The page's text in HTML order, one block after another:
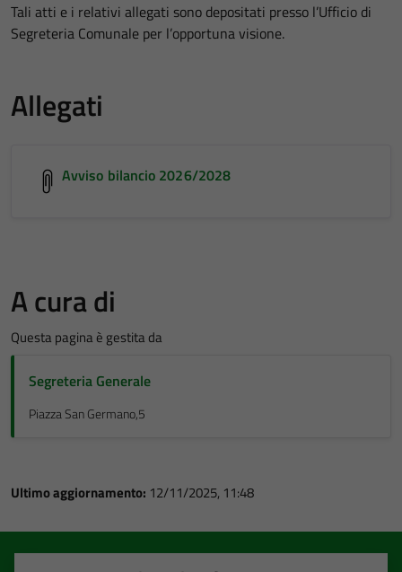
Tali atti e i relativi allegati sono depositati presso l’Ufficio di
Segreteria Comunale per l’opportuna visione.
Allegati
Avviso bilancio 2026/2028
A cura di
Questa pagina è gestita da
Segreteria Generale
Piazza San Germano,5
Ultimo aggiornamento: 12/11/2025, 11:48